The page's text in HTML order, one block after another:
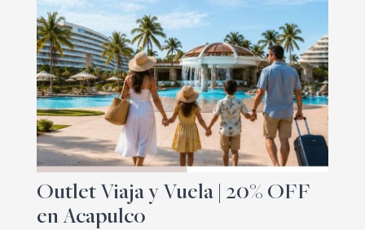
Outlet Viaja y Vuela | 20% OFF
en Acapulco